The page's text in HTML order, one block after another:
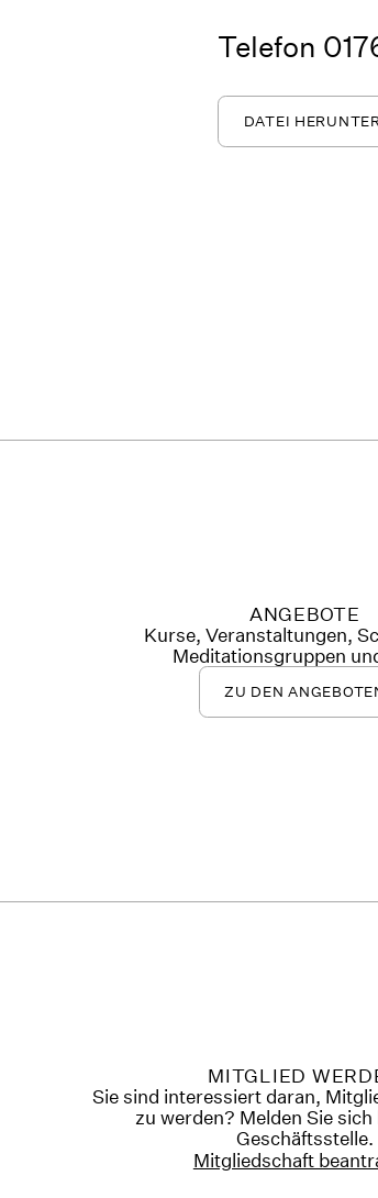
Telefon
DATEI
ANGEBOTE
Kurse, Veranstaltungen,
Meditationsgruppen
ZU DEN
MITGLIED
Sie sind interessiert daran,
zu werden? Melden Sie
Geschäftsstelle.
Mitgliedschaft